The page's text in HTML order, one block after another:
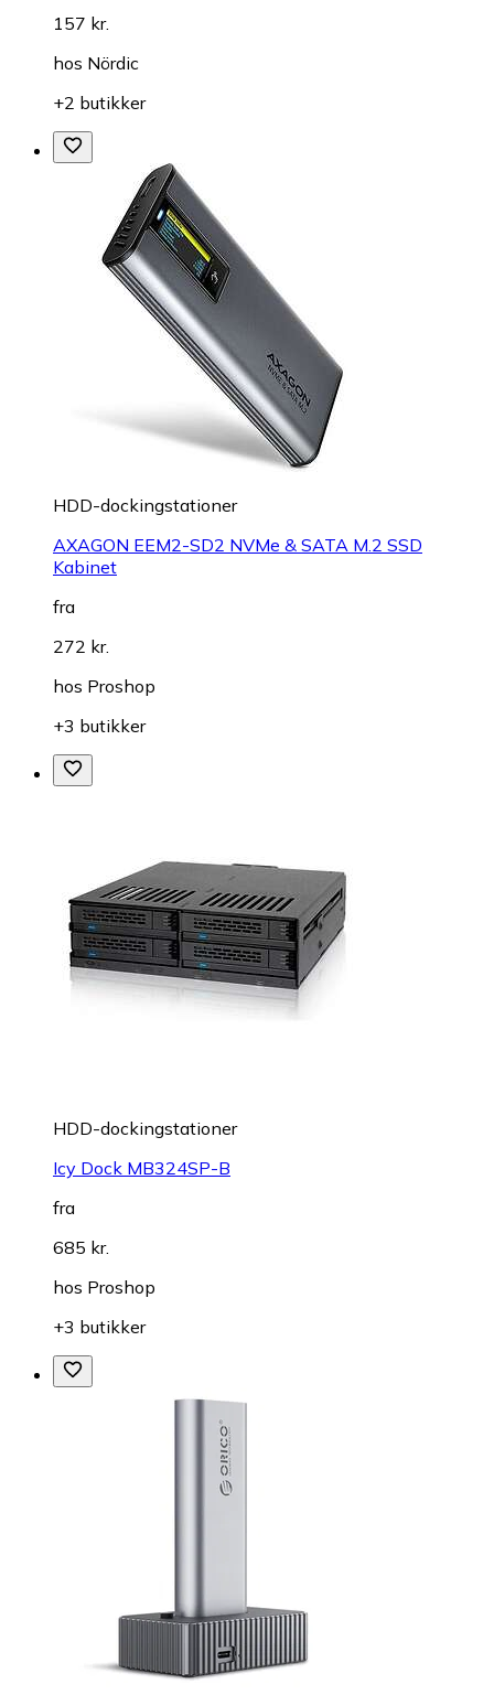
157 kr.
hos Nördic
+2 butikker
HDD-dockingstationer
AXAGON EEM2-SD2 NVMe & SATA M.2 SSD
Kabinet
fra
272 kr.
hos Proshop
+3 butikker
HDD-dockingstationer
Icy Dock MB324SP-B
fra
685 kr.
hos Proshop
+3 butikker